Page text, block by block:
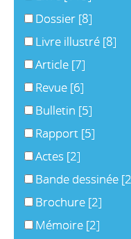
Dossier [8]
Livre illustré [8]
Article [7]
Revue [6]
Bulletin [5]
Rapport [5]
Actes [2]
Bande dessinée
Brochure [2]
Mémoire [2]